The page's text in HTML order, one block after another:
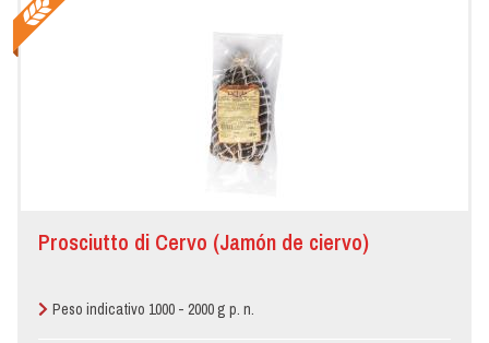
Prosciutto di Cervo (Jamón de ciervo)
Peso indicativo 1000 - 2000 g p. n.